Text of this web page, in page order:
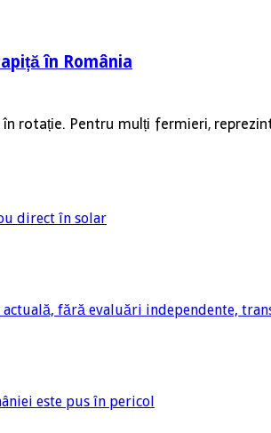
în România
rotație. Pentru mulți fermieri,
direct în solar
fără evaluări independente,
este pus în pericol